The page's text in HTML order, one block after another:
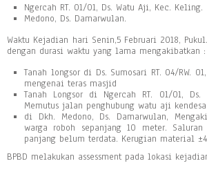
Ngercah RT. 01/01, Ds. Watu Aji, Kec. Keling.
Medono, Ds. Damarwulan.
Waktu Kejadian hari Senin,5 Februari 2018,
dengan durasi waktu yang lama mengakibatkan :
Tanah longsor di Ds. Sumosari RT. 04/RW.
mengenai teras masjid
Tanah Longsor di Ngercah RT. 01/01,
Memutus jalan penghubung watu aji
di Dkh. Medono, Ds. Damarwulan,
warga roboh sepanjang 10 meter.
panjang belum terdata. Kerugian material
BPBD melakukan assessment pada lokasi